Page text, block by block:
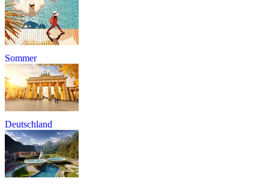
Sommer
Deutschland